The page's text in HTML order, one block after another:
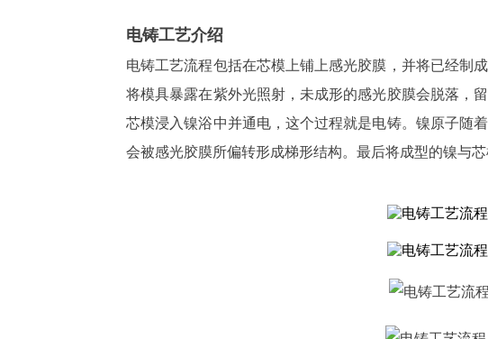
电铸工艺介绍
电铸工艺流程包括在芯模上铺上感光胶膜，并将已经制
将模具暴露在紫外光照射，未成形的感光胶膜会脱落，
芯模浸入镍浴中并通电，这个过程就是电铸。镍原子随
会被感光胶膜所偏转形成梯形结构。最后将成型的镍与